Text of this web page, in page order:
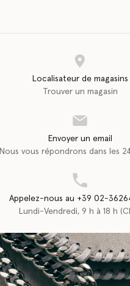
Localisateur de magasins
Trouver un magasin
Envoyer un email
Nous vous répondrons dans les
Appelez-nous au +39 02-
Lundi-Vendredi, 9 h à 18 h